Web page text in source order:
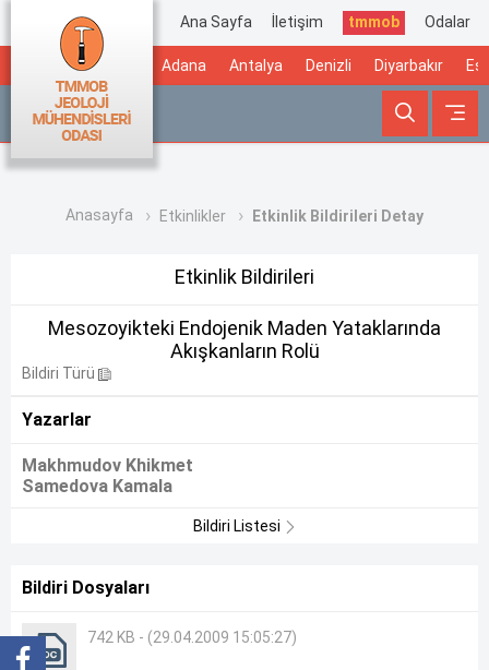
Ana Sayfa İletişim tmmob Odalar
Adana Antalya Denizli Diyarbakır
Anasayfa Etkinlikler Etkinlik Bildirileri Detay
Etkinlik Bildirileri
Mesozoyikteki Endojenik Maden Yataklarında
Akışkanların Rolü
Bildiri Türü
Yazarlar
Makhmudov Khikmet
Samedova Kamala
Bildiri Listesi
Bildiri Dosyaları
742 KB - (29.04.2009 15:05:27)